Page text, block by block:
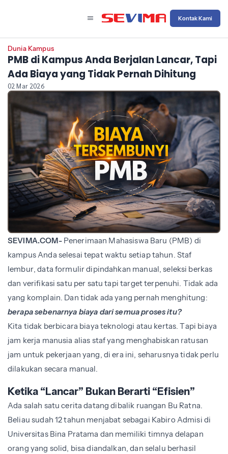
Kontak Kami
Dunia Kampus
PMB di Kampus Anda Berjalan Lancar, Tapi
Ada Biaya yang Tidak Pernah Dihitung
02 Mar 2026
SEVIMA.COM- Penerimaan Mahasiswa Baru (PMB) di
kampus Anda selesai tepat waktu setiap tahun. Staf
lembur, data formulir dipindahkan manual, seleksi berkas
dan verifikasi satu per satu tapi target terpenuhi. Tidak ada
yang komplain. Dan tidak ada yang pernah menghitung:
berapa sebenarnya biaya dari semua proses itu?
Kita tidak berbicara biaya teknologi atau kertas. Tapi biaya
jam kerja manusia alias staf yang menghabiskan ratusan
jam untuk pekerjaan yang, di era ini, seharusnya tidak perlu
dilakukan secara manual.
Ketika “Lancar” Bukan Berarti “Efisien”
Ada salah satu cerita datang dibalik ruangan Bu Ratna.
Beliau sudah 12 tahun menjabat sebagai Kabiro Admisi di
Universitas Bina Pratama dan memiliki timnya delapan
orang yang solid, bisa diandalkan, dan selalu berhasil